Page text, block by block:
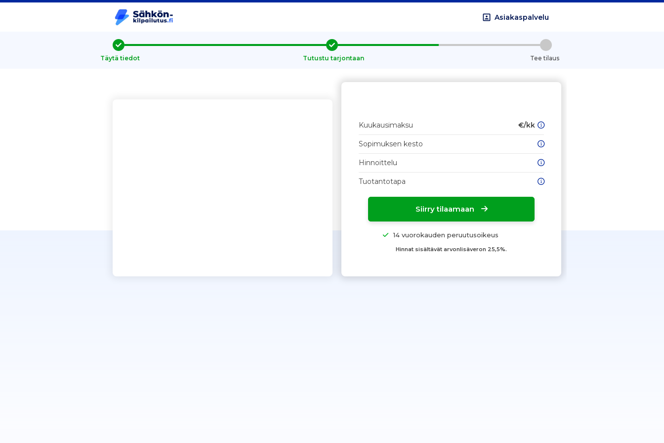
Asiakaspalvelu
Täytä tiedot Tutustu tarjontaan Tee tilaus
Kuukausimaksu €/kk
Sopimuksen kesto
Hinnoittelu
Tuotantotapa
Siirry tilaamaan
14 vuorokauden peruutusoikeus
Hinnat sisältävät arvonlisäveron 25,5%.